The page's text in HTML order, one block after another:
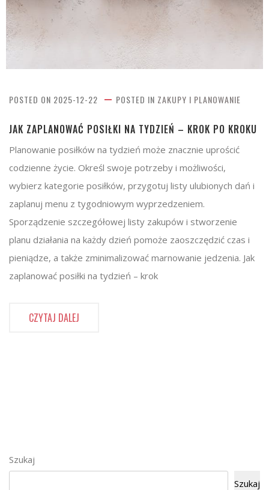
POSTED ON 2025-12-22 POSTED IN ZAKUPY I PLANOWANIE
JAK ZAPLANOWAĆ POSIŁKI NA TYDZIEŃ – KROK PO KROKU
Planowanie posiłków na tydzień może znacznie uprościć
codzienne życie. Określ swoje potrzeby i możliwości,
wybierz kategorie posiłków, przygotuj listy ulubionych dań i
zaplanuj menu z tygodniowym wyprzedzeniem.
Sporządzenie szczegółowej listy zakupów i stworzenie
planu działania na każdy dzień pomoże zaoszczędzić czas i
pieniądze, a także zminimalizować marnowanie jedzenia. Jak
zaplanować posiłki na tydzień – krok
CZYTAJ DALEJ
Szukaj
Szukaj